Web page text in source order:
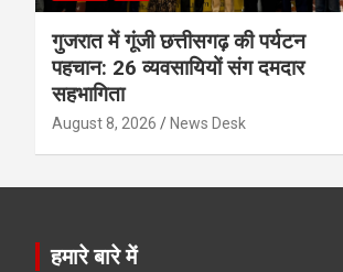
गुजरात में गूंजी छत्तीसगढ़ की पर्यटन
पहचान: 26 व्यवसायियों संग दमदार
सहभागिता
August 8, 2026 News Desk
हमारे बारे में